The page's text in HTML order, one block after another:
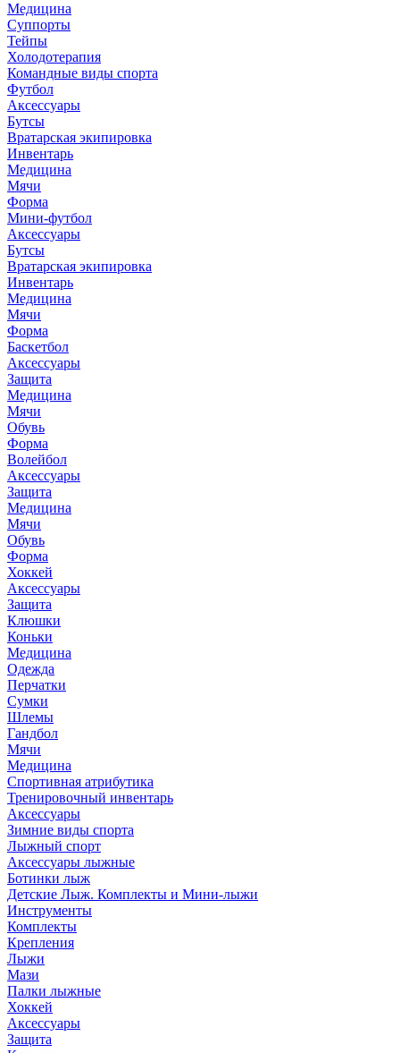
Медицина
Суппорты
Тейпы
Холодотерапия
Командные виды спорта
Футбол
Аксессуары
Бутсы
Вратарская экипировка
Инвентарь
Медицина
Мячи
Форма
Мини-футбол
Аксессуары
Бутсы
Вратарская экипировка
Инвентарь
Медицина
Мячи
Форма
Баскетбол
Аксессуары
Защита
Медицина
Мячи
Обувь
Форма
Волейбол
Аксессуары
Защита
Медицина
Мячи
Обувь
Форма
Хоккей
Аксессуары
Защита
Клюшки
Коньки
Медицина
Одежда
Перчатки
Сумки
Шлемы
Гандбол
Мячи
Медицина
Спортивная атрибутика
Тренировочный инвентарь
Аксессуары
Зимние виды спорта
Лыжный спорт
Аксессуары лыжные
Ботинки лыж
Детские Лыж. Комплекты и Мини-лыжи
Инструменты
Комплекты
Крепления
Лыжи
Мази
Палки лыжные
Хоккей
Аксессуары
Защита